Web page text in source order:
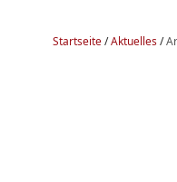
Startseite/Aktuelles/